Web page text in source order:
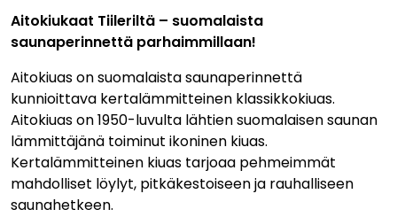
Aitokiukaat Tiileriltä – suomalaista
saunaperinnettä parhaimmillaan!
Aitokiuas on suomalaista saunaperinnettä
kunnioittava kertalämmitteinen klassikkokiuas.
Aitokiuas on 1950-luvulta lähtien suomalaisen saunan
lämmittäjänä toiminut ikoninen kiuas.
Kertalämmitteinen kiuas tarjoaa pehmeimmät
mahdolliset löylyt, pitkäkestoiseen ja rauhalliseen
saunahetkeen.